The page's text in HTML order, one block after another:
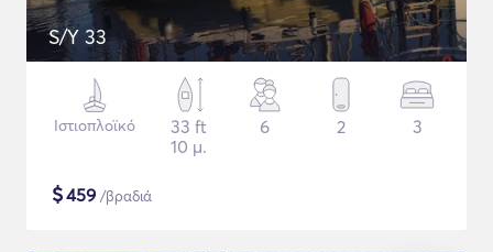
S/Y 33
Ιστιοπλοϊκό
33 ft
10 μ.
6 2 3
$459 /βραδιά